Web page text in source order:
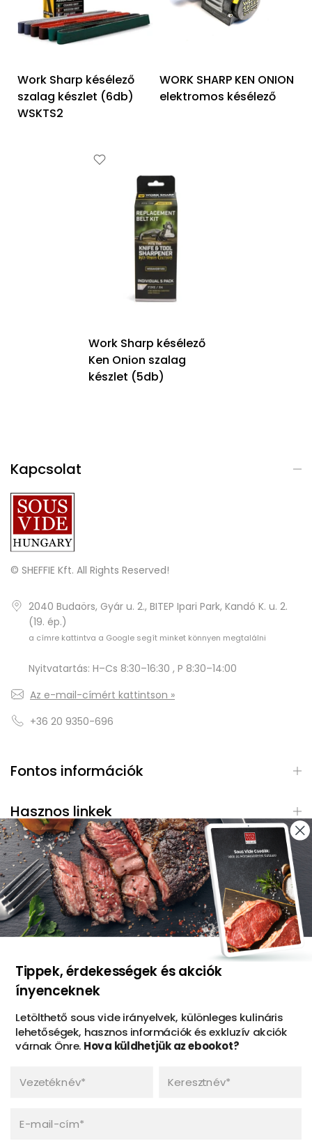
Work Sharp késélező
szalag készlet (6db)
WSKTS2
WORK SHARP KEN ONION
elektromos késélező
Work Sharp késélező
Ken Onion szalag
készlet (5db)
Kapcsolat
© SHEFFIE Kft. All Rights Reserved!
2040 Budaörs, Gyár u. 2., BITEP Ipari Park, Kandó K. u. 2.
(19. ép.)
a címre kattintva a Google segít minket könnyen megtalálni
Nyitvatartás: H–Cs 8:30–16:30 , P 8:30–14:00
Az e-mail-címért kattintson »
+36 20 9350-696
Fontos információk
Hasznos linkek
Kövessen minket
Facebook
Instagram
Youtube
TikTok
foliApp: vákuumtasak-rendelő
Tippek, érdekességek és akciók
ínyenceknek
Letölthető sous vide irányelvek, különleges kulináris
lehetőségek, hasznos információk és exkluzív akciók
várnak Önre. Hova küldhetjük az ebookot?